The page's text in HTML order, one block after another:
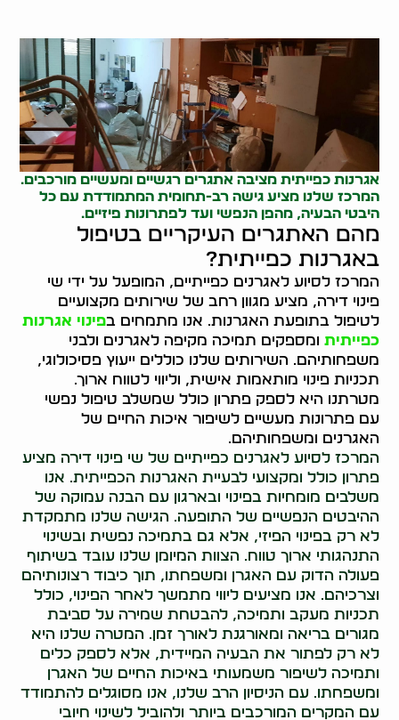
אגרנות כפייתית מציבה אתגרים רגשיים ומעשיים מורכבים.
המרכז שלנו מציע גישה רב-תחומית המתמודדת עם כל
היבטי הבעיה, מהפן הנפשי ועד לפתרונות פיזיים.
מהם האתגרים העיקריים בטיפול
באגרנות כפייתית?
המרכז לסיוע לאגרנים כפייתיים, המופעל על ידי שי
פינוי דירה, מציע מגוון רחב של שירותים מקצועיים
לטיפול בתופעת האגרנות. אנו מתמחים בפינוי אגרנות
כפייתית ומספקים תמיכה מקיפה לאגרנים ולבני
משפחותיהם. השירותים שלנו כוללים ייעוץ פסיכולוגי,
תכניות פינוי מותאמות אישית, וליווי לטווח ארוך.
מטרתנו היא לספק פתרון כולל שמשלב טיפול נפשי
עם פתרונות מעשיים לשיפור איכות החיים של
האגרנים ומשפחותיהם.
המרכז לסיוע לאגרנים כפייתיים של שי פינוי דירה מציע
פתרון כולל ומקצועי לבעיית האגרנות הכפייתית. אנו
משלבים מומחיות בפינוי ובארגון עם הבנה עמוקה של
ההיבטים הנפשיים של התופעה. הגישה שלנו מתמקדת
לא רק בפינוי הפיזי, אלא גם בתמיכה נפשית ובשינוי
התנהגותי ארוך טווח. הצוות המיומן שלנו עובד בשיתוף
פעולה הדוק עם האגרן ומשפחתו, תוך כיבוד רצונותיהם
וצרכיהם. אנו מציעים ליווי מתמשך לאחר הפינוי, כולל
תכניות מעקב ותמיכה, להבטחת שמירה על סביבת
מגורים בריאה ומאורגנת לאורך זמן. המטרה שלנו היא
לא רק לפתור את הבעיה המיידית, אלא לספק כלים
ותמיכה לשיפור משמעותי באיכות החיים של האגרן
ומשפחתו. עם הניסיון הרב שלנו, אנו מסוגלים להתמודד
עם המקרים המורכבים ביותר ולהוביל לשינוי חיובי